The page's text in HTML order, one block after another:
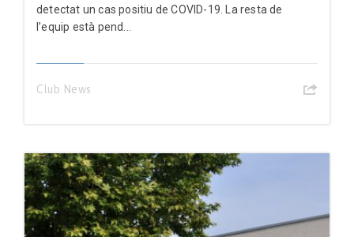
detectat un cas positiu de COVID-19. La resta de
l’equip està pend...
Club News